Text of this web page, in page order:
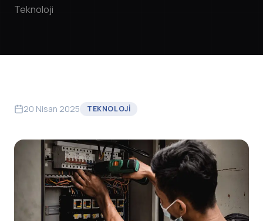
Teknoloji
20 Nisan 2025 TEKNOLOJI